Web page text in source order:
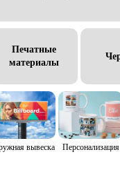
Печатные
материалы
вывеска Персонализация